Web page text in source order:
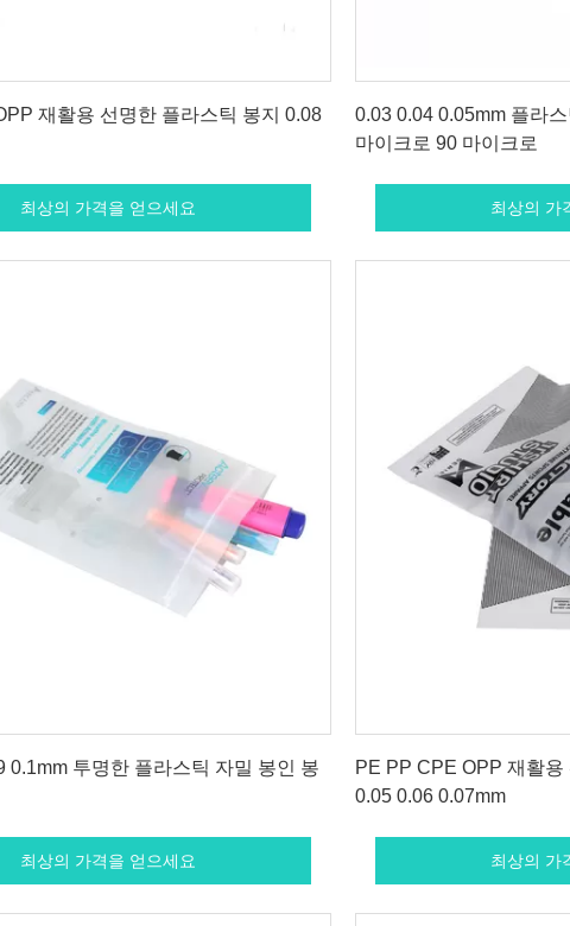
재활용 선명한 플라스틱 봉지 0.08
최상의 가격을 얻으세요
0.03 0.04 0.05mm 플라
마이크로 90 마이크로
최상의 가
0.1mm 투명한 플라스틱 자밀 봉인 봉
최상의 가격을 얻으세요
PE PP CPE OPP 재활
0.05 0.06 0.07mm
최상의 가